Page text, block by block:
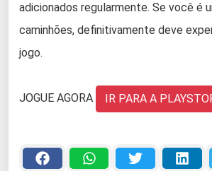
adicionados regularmente. Se você é
caminhões, definitivamente deve
jogo.
JOGUE AGORA IR PARA A